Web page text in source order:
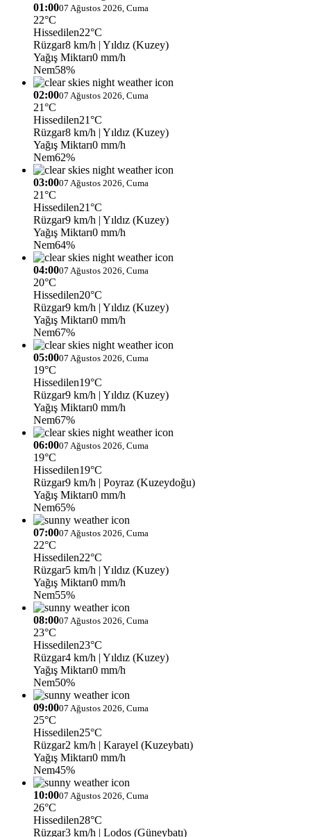
01:0007 Ağustos 2026, Cuma
22°C
Hissedilen22°C
Rüzgar8 km/h | Yıldız (Kuzey)
Yağış Miktarı0 mm/h
Nem58%
02:0007 Ağustos 2026, Cuma
21°C
Hissedilen21°C
Rüzgar8 km/h | Yıldız (Kuzey)
Yağış Miktarı0 mm/h
Nem62%
03:0007 Ağustos 2026, Cuma
21°C
Hissedilen21°C
Rüzgar9 km/h | Yıldız (Kuzey)
Yağış Miktarı0 mm/h
Nem64%
04:0007 Ağustos 2026, Cuma
20°C
Hissedilen20°C
Rüzgar9 km/h | Yıldız (Kuzey)
Yağış Miktarı0 mm/h
Nem67%
05:0007 Ağustos 2026, Cuma
19°C
Hissedilen19°C
Rüzgar9 km/h | Yıldız (Kuzey)
Yağış Miktarı0 mm/h
Nem67%
06:0007 Ağustos 2026, Cuma
19°C
Hissedilen19°C
Rüzgar9 km/h | Poyraz (Kuzeydoğu)
Yağış Miktarı0 mm/h
Nem65%
07:0007 Ağustos 2026, Cuma
22°C
Hissedilen22°C
Rüzgar5 km/h | Yıldız (Kuzey)
Yağış Miktarı0 mm/h
Nem55%
08:0007 Ağustos 2026, Cuma
23°C
Hissedilen23°C
Rüzgar4 km/h | Yıldız (Kuzey)
Yağış Miktarı0 mm/h
Nem50%
09:0007 Ağustos 2026, Cuma
25°C
Hissedilen25°C
Rüzgar2 km/h | Karayel (Kuzeybatı)
Yağış Miktarı0 mm/h
Nem45%
10:0007 Ağustos 2026, Cuma
26°C
Hissedilen28°C
Rüzgar3 km/h | Lodos (Güneybatı)